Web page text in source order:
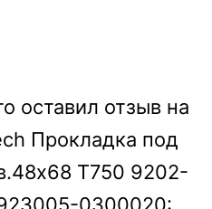
оставил отзыв на
Прокладка под
Т750 9202-
0300020: